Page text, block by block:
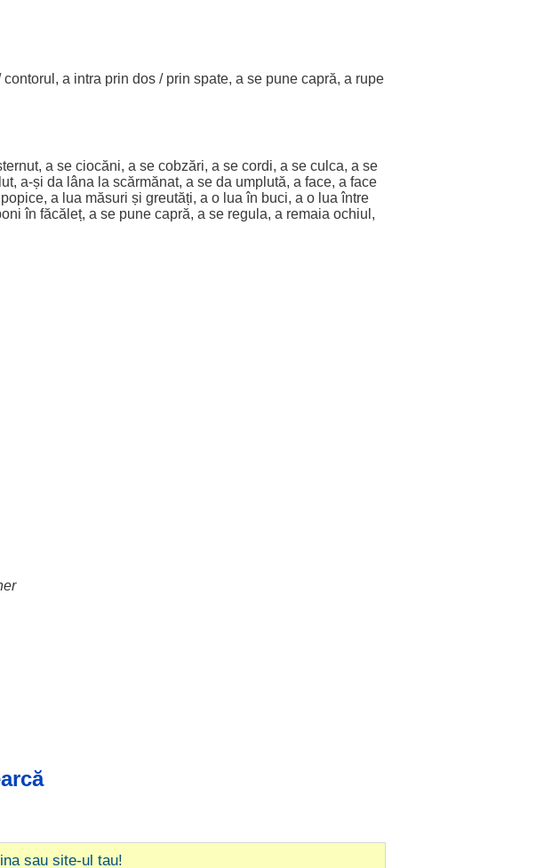
contorul , a intra prin dos / prin spate, a se pune capră, a rupe
, a se ciocăni, a se cobzări, a se cordi, a se culca, a se
, a-și da lâna la scărmănat, a se da umplută, a face, a face
popice, a lua măsuri și greutăți, a o lua în buci, a o lua între
în făcăleț, a se pune capră, a se regula, a remaia ochiul ,
sau site-ul tau!